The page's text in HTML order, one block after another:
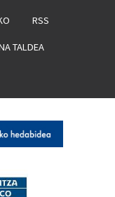
RSS
TALDEA